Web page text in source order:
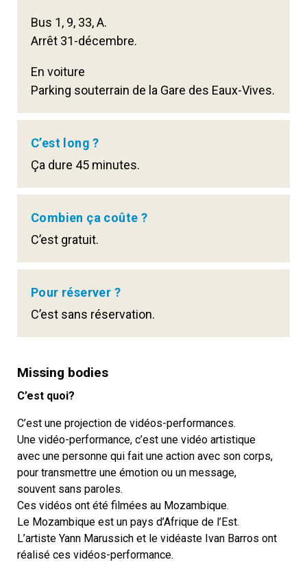
Bus 1, 9, 33, A.
Arrêt 31-décembre.
En voiture
Parking souterrain de la Gare des Eaux-Vives.
C’est long ?
Ça dure 45 minutes.
Combien ça coûte ?
C’est gratuit.
Pour réserver ?
C’est sans réservation.
Missing bodies
C’est quoi?
C’est une projection de vidéos-performances.
Une vidéo-performance, c’est une vidéo artistique
avec une personne qui fait une action avec son corps,
pour transmettre une émotion ou un message,
souvent sans paroles.
Ces vidéos ont été filmées au Mozambique.
Le Mozambique est un pays d’Afrique de l’Est.
L’artiste Yann Marussich et le vidéaste Ivan Barros ont
réalisé ces vidéos-performance.